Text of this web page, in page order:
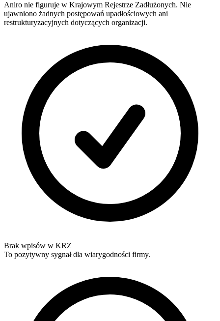
Aniro nie figuruje w Krajowym Rejestrze Zadłużonych. Nie
ujawniono żadnych postępowań upadłościowych ani
restrukturyzacyjnych dotyczących organizacji.
Brak wpisów w KRZ
To pozytywny sygnał dla wiarygodności firmy.